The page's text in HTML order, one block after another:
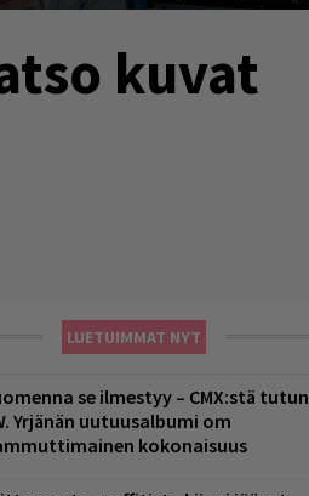
kuvat
LUETUIMMAT NYT
se ilmestyy – CMX:stä tutun
Yrjänän uutuusalbumi om
kokonaisuus